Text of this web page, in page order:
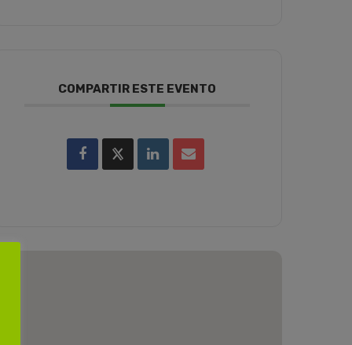
COMPARTIR ESTE EVENTO